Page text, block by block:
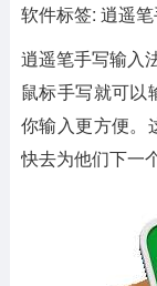
软件标签: 逍遥
逍遥笔手写输入
鼠标手写就可以
你输入更方便。
快去为他们下一